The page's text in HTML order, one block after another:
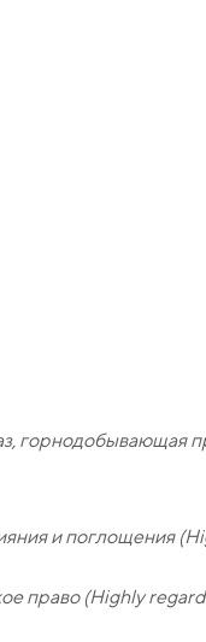
горнодобывающая
и поглощения
право (Highly